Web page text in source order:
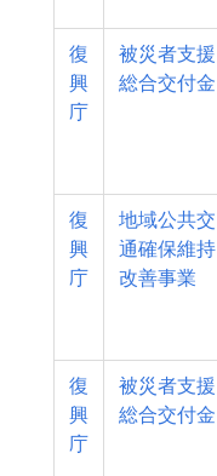
復
興
庁
被災者支援
総合交付金
復
興
庁
地域公共交
通確保維持
改善事業
復
興
庁
被災者支援
総合交付金